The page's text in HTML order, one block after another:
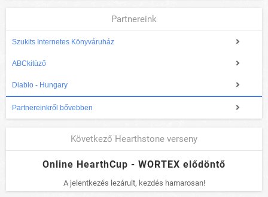
Partnereink
Szukits Internetes Könyváruház
ABCkitüző
Diablo - Hungary
Partnereinkről bővebben
Következő Hearthstone verseny
Online HearthCup - WORTEX elődöntő
A jelentkezés lezárult, kezdés hamarosan!